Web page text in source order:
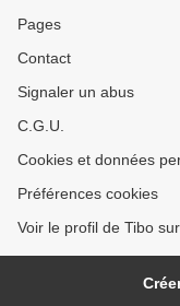
Pages
Contact
Signaler un abus
C.G.U.
Cookies et données
Préférences cookies
Voir le profil de Tibo